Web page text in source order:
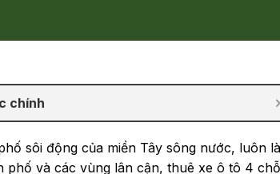
chính
sôi động của miền Tây sông nước, luôn
phố và các vùng lân cận, thuê xe ô tô 4